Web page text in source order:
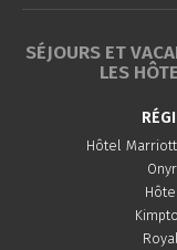
SÉJOURS ET
LES
Hôtel